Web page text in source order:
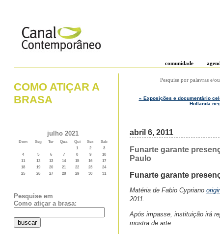
comunidade
COMO ATIÇAR A
BRASA
julho 2021
Dom Seg Ter Qua Qui Sex
Sab
1
2
3
4
5 6 7 8 9
10
11
12 13 14 15 16
17
18
19 20 21 22 23
24
25
26 27 28 29 30 31
Pesquise em
Como atiçar a brasa:
Pesquise por palavras e/
« Exposições e documentário
Hollanda
abril 6, 2011
Funarte garante
Paulo
Funarte garante
Matéria de Fabio Cypriano
2011.
Após impasse, instituição irá
mostra de arte